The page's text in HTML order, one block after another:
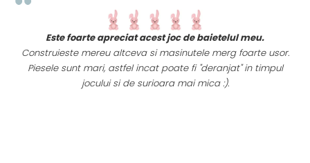
Este foarte apreciat acest joc de baietelul meu.
Construieste mereu altceva si masinutele merg foarte usor.
Piesele sunt mari, astfel incat poate fi "deranjat" in timpul
jocului si de surioara mai mica :).